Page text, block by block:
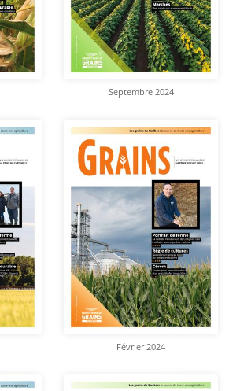
Septembre 2024
Février 2024